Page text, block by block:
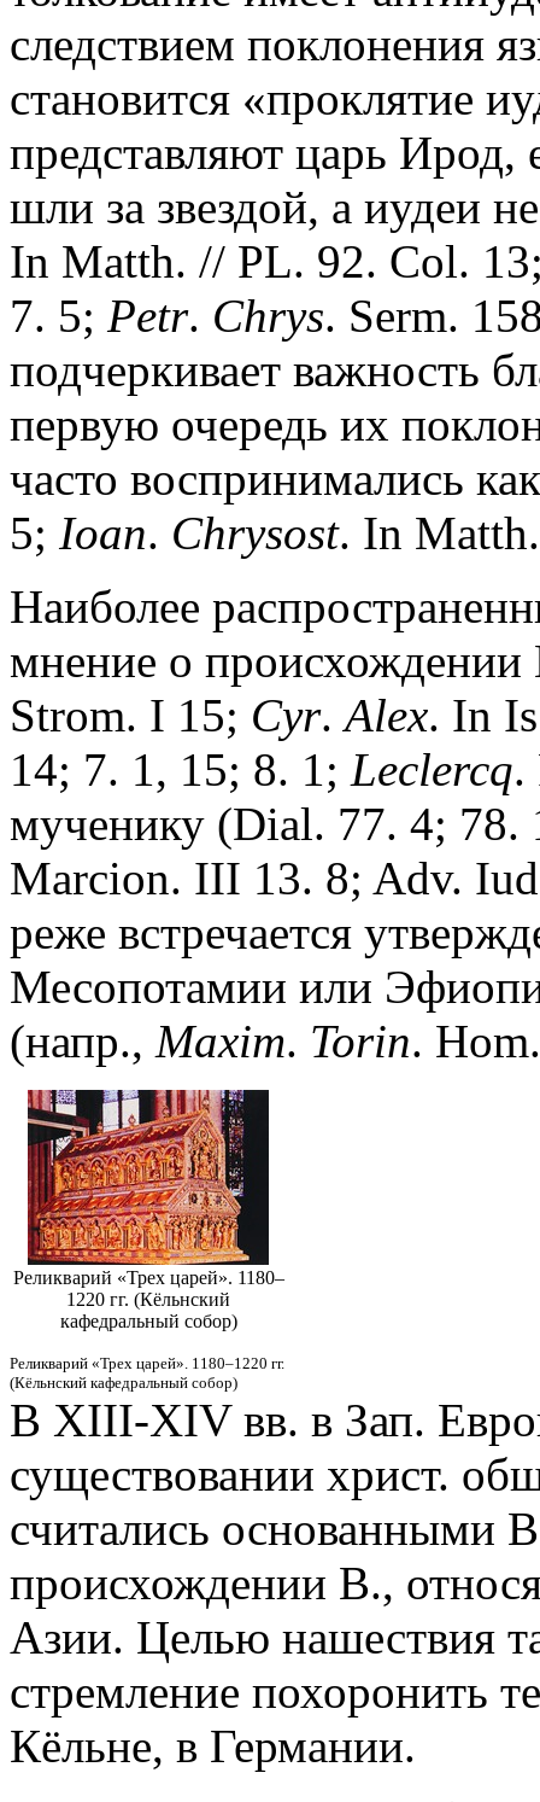
следствием поклонения
становится «проклятие
представляют царь
шли за звездой, а иудеи
In Matth. // PL. 92. Col.
7. 5; Petr. Chrys. Serm.
подчеркивает важность
первую очередь их
часто воспринимались
5; Ioan. Chrysost. In
Наиболее
мнение о
Strom. I 15; Cyr.Alex. In
14; 7. 1, 15; 8. 1; Leclercq.
мученику (Dial. 77. 4;
Marcion. III 13. 8; Adv.
реже встречается
Месопотамии или
(напр., Maxim. Torin.
Реликварий «Трех царей». 1180–
1220 гг. (Кёльнский
кафедральный собор)
Реликварий «Трех царей». 1180–1220 гг.
(Кёльнский кафедральный собор)
В XIII-XIV вв. в Зап.
существовании христ.
считались основанными
происхождении В.,
Азии. Целью нашествия
стремление похоронить
Кёльне, в Германии.